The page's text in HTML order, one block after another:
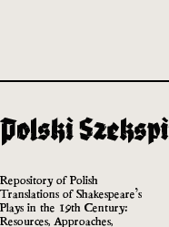
Repository of Polish
Translations of Shakespeare’s
Plays in the 19th Century:
Resources, Approaches,